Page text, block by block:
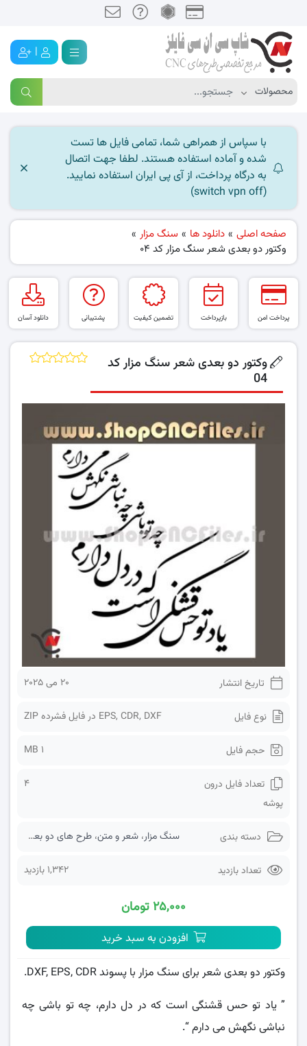
|
با سپاس از همراهی شما، تمامی فایل ها تست
شده و آماده استفاده هستند. لطفا جهت اتصال
به درگاه پرداخت، از آی پی ایران استفاده نمایید.
(switch vpn off)
صفحه اصلی » دانلود ها » سنگ مزار »
وکتور دو بعدی شعر سنگ مزار کد 04
پرداخت امن بازپرداخت تضمین کیفیت پشتیبانی دانلود آسان
وکتور دو بعدی شعر سنگ مزار کد
04
تاریخ انتشار 20 می 2025
نوع فایل EPS, CDR, DXF در فایل فشرده ZIP
حجم فایل 1 MB
تعداد فایل درون
پوشه
4
دسته بندی سنگ مزار،شعر و متن،طرح های دو بعدی
تعداد بازدید 1,342 بازدید
۲۵,۰۰۰ تومان
افزودن به سبد خرید
وکتور دو بعدی شعر برای سنگ مزار با پسوند DXF, EPS, CDR.
” یاد تو حس قشنگی است که در دل دارم، چه تو باشی چه
نباشی نگهش می دارم “.